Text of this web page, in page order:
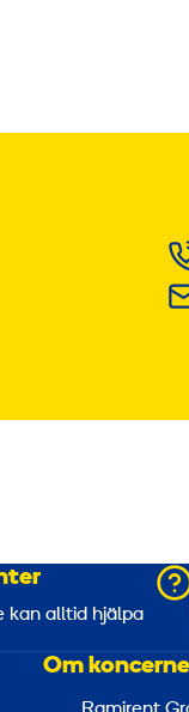
kan alltid hjälpa
Om